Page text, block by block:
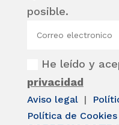
posible.
He leído y
privacidad
Aviso legal |
Política de Cookies